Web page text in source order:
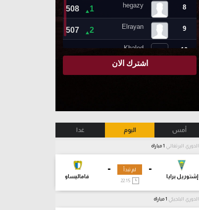
أمس اليوم غدا
الدوري البرتغالي
-
إشتوريل برايا
-
فاماليساو
لم تبدأ
22:15
الدوري البلجيكي